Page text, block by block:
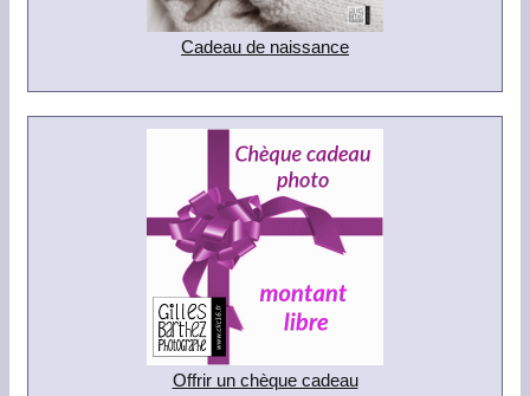
Cadeau de naissance
Offrir un chèque cadeau